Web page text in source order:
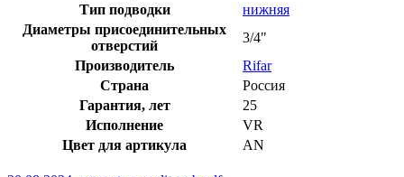
Тип подводки
нижняя
Диаметры присоединительных
отверстий
3/4"
Производитель
Rifar
Страна
Россия
Гарантия, лет
25
Исполнение
VR
Цвет для артикула
AN